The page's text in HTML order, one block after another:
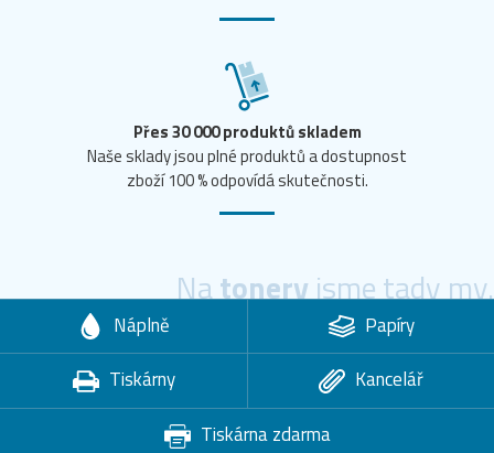
Přes 30 000 produktů skladem
Naše sklady jsou plné produktů a dostupnost
zboží 100 % odpovídá skutečnosti.
Natoneryjsme tady my.
Náplně
Papíry
Tiskárny
Kancelář
Tiskárna zdarma